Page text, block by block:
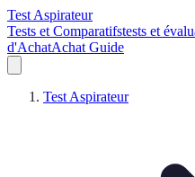
Test Aspirateur
Tests et Comparatifstests et
d'AchatAchat Guide
Test Aspirateur